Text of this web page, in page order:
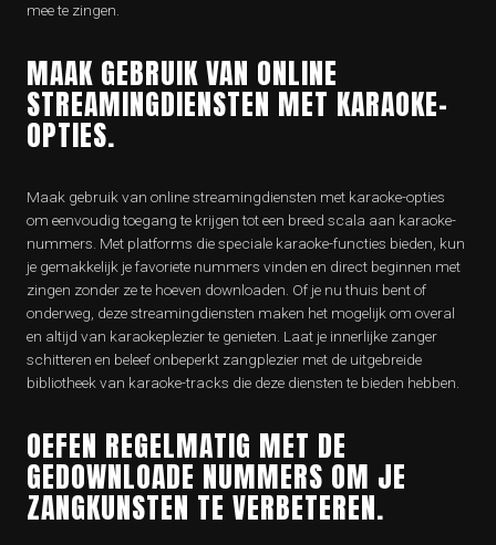
mee te zingen.
MAAK GEBRUIK VAN ONLINE
STREAMINGDIENSTEN MET KARAOKE-
OPTIES.
Maak gebruik van online streamingdiensten met karaoke-opties
om eenvoudig toegang te krijgen tot een breed scala aan karaoke-
nummers. Met platforms die speciale karaoke-functies bieden, kun
je gemakkelijk je favoriete nummers vinden en direct beginnen met
zingen zonder ze te hoeven downloaden. Of je nu thuis bent of
onderweg, deze streamingdiensten maken het mogelijk om overal
en altijd van karaokeplezier te genieten. Laat je innerlijke zanger
schitteren en beleef onbeperkt zangplezier met de uitgebreide
bibliotheek van karaoke-tracks die deze diensten te bieden hebben.
OEFEN REGELMATIG MET DE
GEDOWNLOADE NUMMERS OM JE
ZANGKUNSTEN TE VERBETEREN.